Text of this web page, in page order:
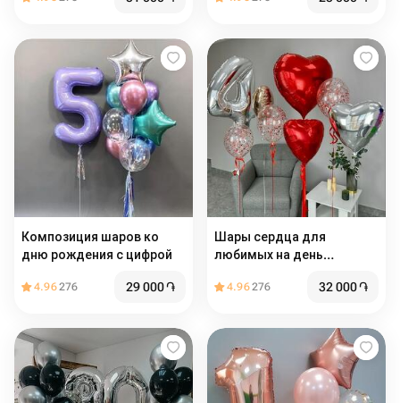
Композиция шаров ко
дню рождения с цифрой
4.96276 29 000֏
Шары сердца для
любимых на день
4.96276 32 000֏